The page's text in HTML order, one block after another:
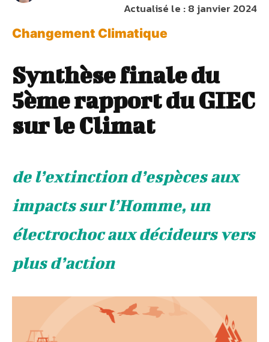
Actualisé le :8 janvier 2024
Changement Climatique
Synthèse finale du
5ème rapport du GIEC
sur le Climat
de l’extinction d’espèces aux
impacts sur l’Homme, un
électrochoc aux décideurs vers
plus d’action